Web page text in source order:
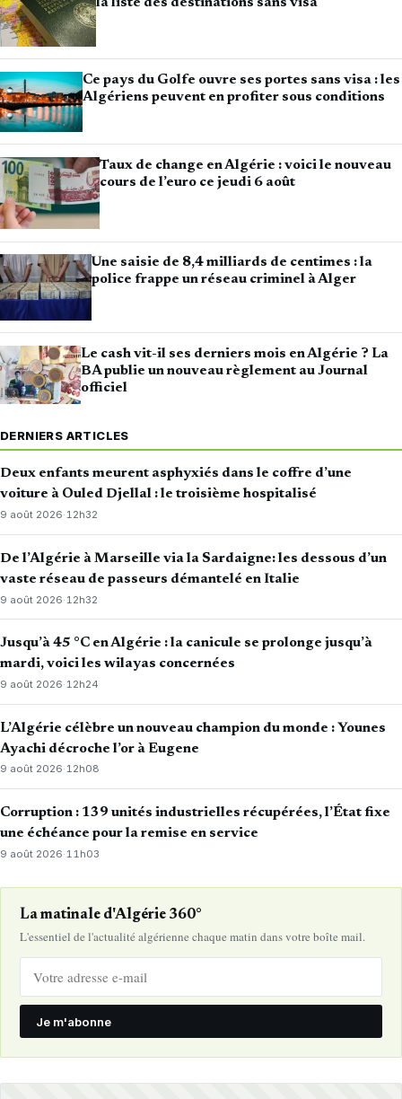
Ce pays du Golfe ouvre ses portes sans visa : les
Algériens peuvent en profiter sous conditions
Taux de change en Algérie : voici le nouveau
cours de l’euro ce jeudi 6 août
Une saisie de 8,4 milliards de centimes : la
police frappe un réseau criminel à Alger
Le cash vit-il ses derniers mois en Algérie ? La
BA publie un nouveau règlement au Journal
officiel
DERNIERS ARTICLES
Deux enfants meurent asphyxiés dans le coffre d’une
voiture à Ouled Djellal : le troisième hospitalisé
9 août 2026·12h32
De l’Algérie à Marseille via la Sardaigne: les dessous d’un
vaste réseau de passeurs démantelé en Italie
9 août 2026· 12h32
Jusqu’à 45 °C en Algérie : la canicule se prolonge jusqu’à
mardi, voici les wilayas concernées
9 août 2026·12h24
L’Algérie célèbre un nouveau champion du monde : Younes
Ayachi décroche l’or à Eugene
9 août 2026·12h08
Corruption : 139 unités industrielles récupérées, l’État fixe
une échéance pour la remise en service
9 août 2026· 11h03
La matinale d'Algérie 360°
L'essentiel de l'actualité algérienne chaque matin dans votre boîte mail.
Je m'abonne